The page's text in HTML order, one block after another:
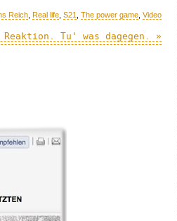
Reich Real life S21 The power game Video
Tu' was dagegen. »